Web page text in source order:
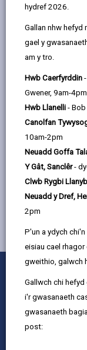
hydref 2026.
Gallan nhw hefyd
gael y
am y tro.
Hwb Caerfyrddin
Gwener, 9am-4pm
Hwb Llanelli -
Canolfan
10am-2pm
Neuadd Goffa
Y Gât, Sanclêr-
Clwb Rygbi
Neuadd y Dref,
2pm
P'un a ydych
eisiau cael
gweithio, galwch
Gallwch chi
i'r gwasanaeth
gwasanaeth
post:
RHAG
08
2026
22,
MWY YNGHYLCH
0